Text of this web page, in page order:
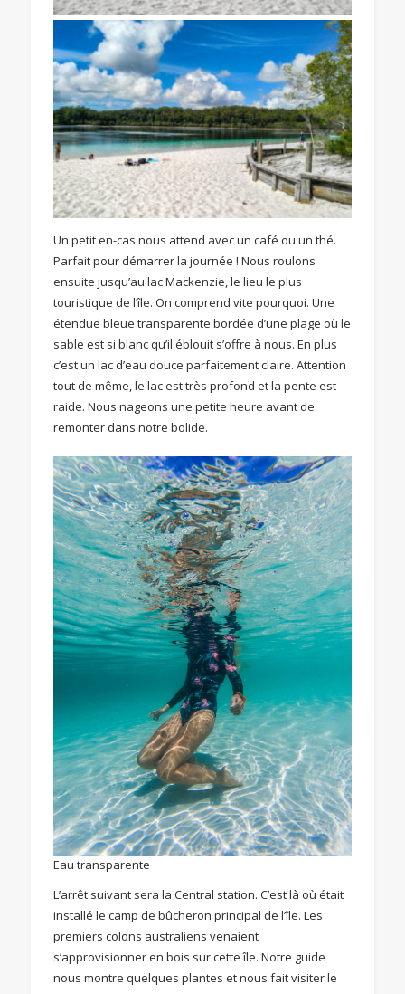
Un petit en-cas nous attend avec un café ou un thé.
Parfait pour démarrer la journée ! Nous roulons
ensuite jusqu’au lac Mackenzie, le lieu le plus
touristique de l’île. On comprend vite pourquoi. Une
étendue bleue transparente bordée d’une plage où le
sable est si blanc qu’il éblouit s’offre à nous. En plus
c’est un lac d’eau douce parfaitement claire. Attention
tout de même, le lac est très profond et la pente est
raide. Nous nageons une petite heure avant de
remonter dans notre bolide.
Eau transparente
L’arrêt suivant sera la Central station. C’est là où était
installé le camp de bûcheron principal de l’île. Les
premiers colons australiens venaient
s’approvisionner en bois sur cette île. Notre guide
nous montre quelques plantes et nous fait visiter le